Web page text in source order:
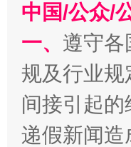
全民健身五年计
中国/公众/
一、 遵守各
规及行业
间接引起
递假新闻